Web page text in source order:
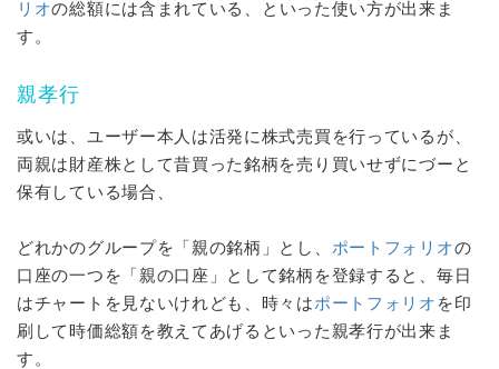
リオの総額には含まれている、といった使い方が出来ま
す。
親孝行
或いは、ユーザー本人は活発に株式売買を行っているが、
両親は財産株として昔買った銘柄を売り買いせずにづーと
保有している場合、
どれかのグループを「親の銘柄」とし、 ポートフォリオの
口座の一つを「親の口座」として銘柄を登録すると、毎日
はチャートを見ないけれども、時々はポートフォリオ を印
刷して時価総額を教えてあげるといった親孝行が出来ま
す。